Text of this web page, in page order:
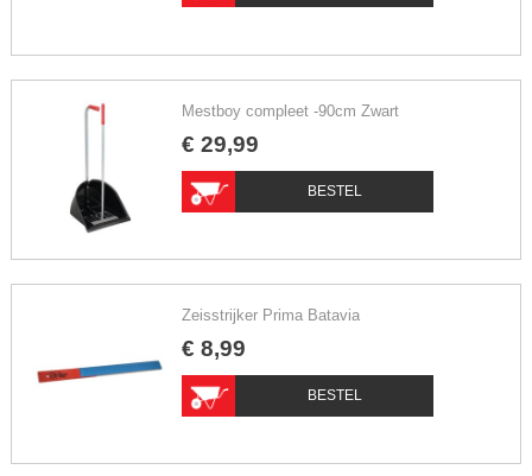
Mestboy compleet -90cm Zwart
€ 29,99
BESTEL
Zeisstrijker Prima Batavia
€ 8,99
BESTEL